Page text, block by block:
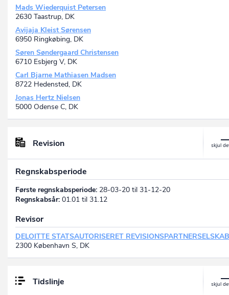
Mads Wiederquist Petersen
2630 Taastrup, DK
Avijaja Kleist Sørensen
6950 Ringkøbing, DK
Søren Søndergaard Christensen
6710 Esbjerg V, DK
Carl Bjarne Mathiasen Madsen
8722 Hedensted, DK
Jonas Hertz Nielsen
5000 Odense C, DK
Revision
Regnskabsperiode
Første regnskabsperiode: 28-03-20 til 31-12-20
Regnskabsår: 01.01 til 31.12
Revisor
DELOITTE STATSAUTORISERET REVISIONSPARTNERSELSKAB
2300 København S, DK
Tidslinje